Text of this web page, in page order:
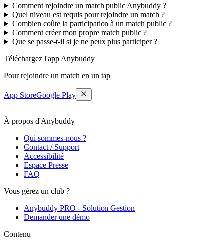
Comment rejoindre un match public Anybuddy ?
Quel niveau est requis pour rejoindre un match ?
Combien coûte la participation à un match public ?
Comment créer mon propre match public ?
Que se passe-t-il si je ne peux plus participer ?
Téléchargez l'app Anybuddy
Pour rejoindre un match en un tap
App StoreGoogle Play
À propos d'Anybuddy
Qui sommes-nous ?
Contact / Support
Accessibilité
Espace Presse
FAQ
Vous gérez un club ?
Anybuddy PRO - Solution Gestion
Demander une démo
Contenu